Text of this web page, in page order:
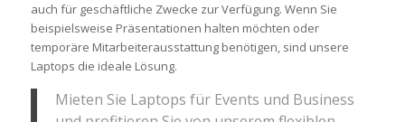
auch für geschäftliche Zwecke zur Verfügung. Wenn Sie
beispielsweise Präsentationen halten möchten oder
temporäre Mitarbeiterausstattung benötigen, sind unsere
Laptops die ideale Lösung.
Mieten Sie Laptops für Events und Business